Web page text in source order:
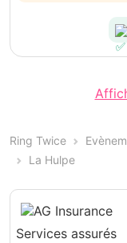
Ring Twice
La Hulpe
Services assurés